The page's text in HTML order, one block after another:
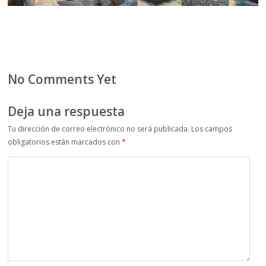
No Comments Yet
Deja una respuesta
Tu dirección de correo electrónico no será publicada. Los campos
obligatorios están marcados con*